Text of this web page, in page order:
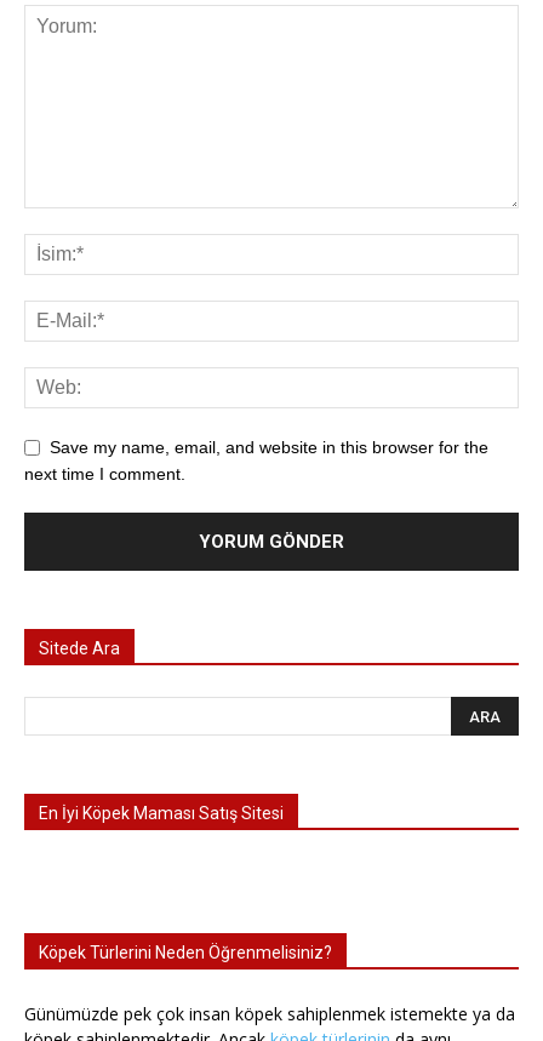
Save my name, email, and website in this browser for the
next time I comment.
Sitede Ara
En İyi Köpek Maması Satış Sitesi
Köpek Türlerini Neden Öğrenmelisiniz?
Günümüzde pek çok insan köpek sahiplenmek istemekte ya da